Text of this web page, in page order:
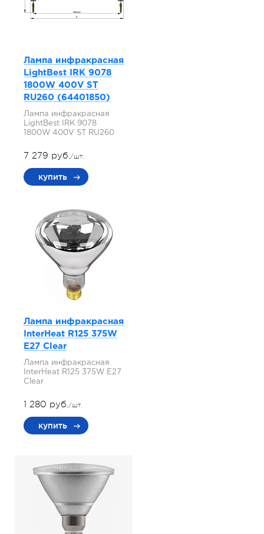
Лампа инфракрасная
LightBest IRK 9078
1800W 400V ST
RU260 (64401850)
Лампа инфракрасная
LightBest IRK 9078
1800W 400V ST RU260
7 279 руб./шт.
купить
Лампа инфракрасная
InterHeat R125 375W
E27 Clear
Лампа инфракрасная
InterHeat R125 375W E27
Clear
1 280 руб./шт.
купить